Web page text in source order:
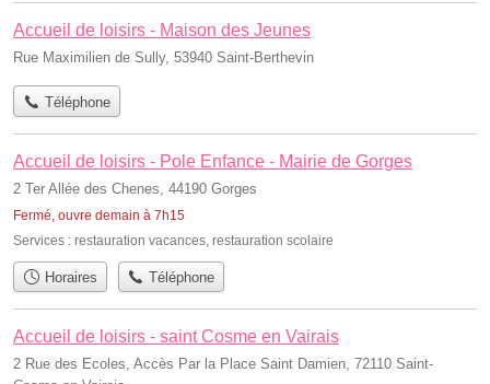
Accueil de loisirs - Maison des Jeunes
Rue Maximilien de Sully, 53940 Saint-Berthevin
Téléphone
Accueil de loisirs - Pole Enfance - Mairie de Gorges
2 Ter Allée des Chenes, 44190 Gorges
Fermé, ouvre demain à 7h15
Services : restauration vacances restauration scolaire
Horaires Téléphone
Accueil de loisirs - saint Cosme en Vairais
2 Rue des Ecoles, Accès Par la Place Saint Damien, 72110 Saint-